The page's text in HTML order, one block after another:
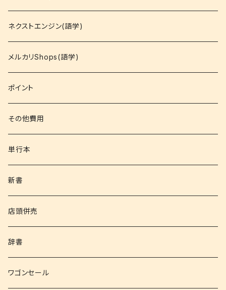
資格
コミック
文庫
その他書籍
書籍以外
ネクストエンジン(語学)
メルカリShops(語学)
ポイント
その他費用
単行本
新書
店頭併売
辞書
ワゴンセール